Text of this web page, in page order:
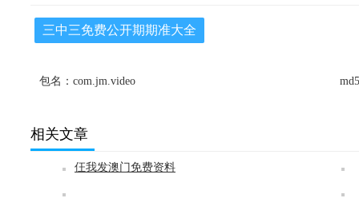
三中三免费公开期期准大全
包名：com.jm.video
相关文章
仼我发澳门免费资料